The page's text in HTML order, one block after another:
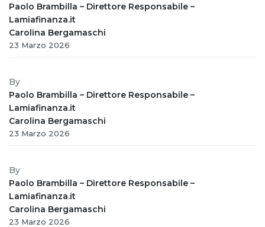
Paolo Brambilla – Direttore Responsabile –
Lamiafinanza.it
Carolina Bergamaschi
23 Marzo 2026
By
Paolo Brambilla – Direttore Responsabile –
Lamiafinanza.it
Carolina Bergamaschi
23 Marzo 2026
By
Paolo Brambilla – Direttore Responsabile –
Lamiafinanza.it
Carolina Bergamaschi
23 Marzo 2026